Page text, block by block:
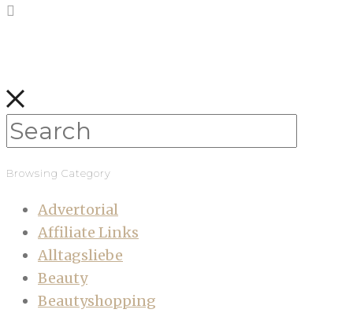
Browsing Category
Advertorial
Affiliate Links
Alltagsliebe
Beauty
Beautyshopping